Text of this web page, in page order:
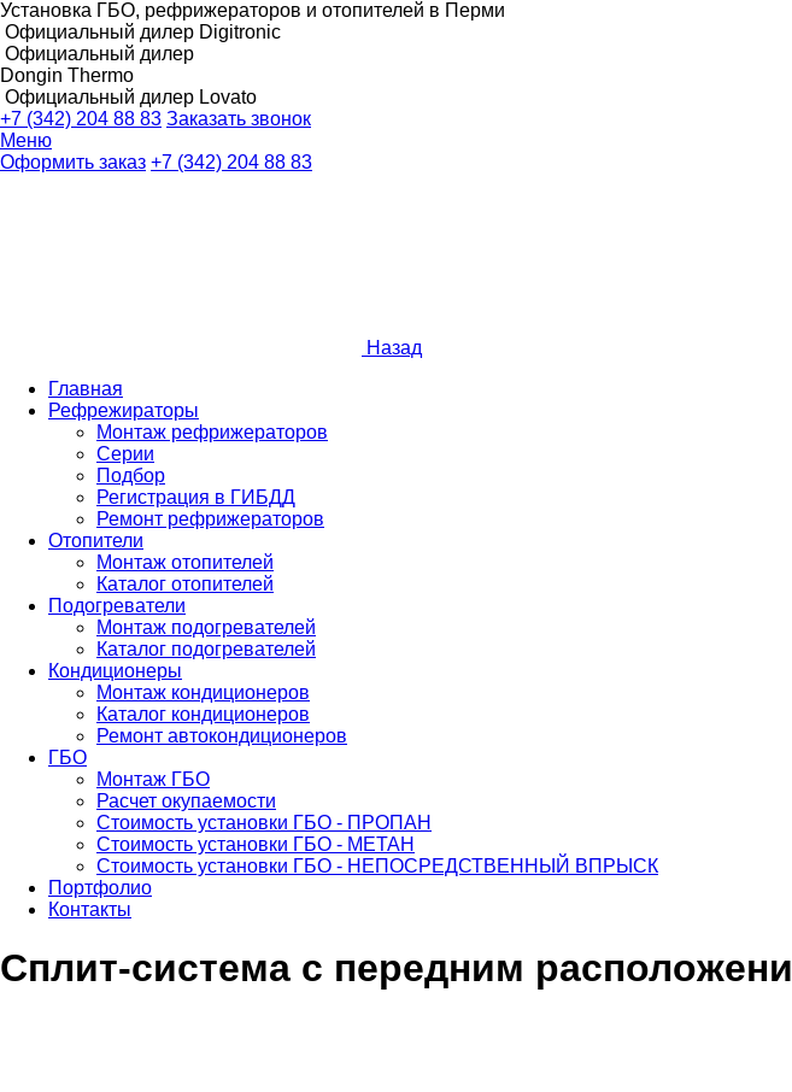
Установка ГБО, рефрижераторов и отопителей в Перми
Официальный дилер Digitronic
Официальный дилер
Dongin Thermo
Официальный дилер Lovato
+7 (342) 204 88 83 Заказать звонок
Меню
Оформить заказ +7 (342) 204 88 83
Назад
Главная
Рефрежираторы
Монтаж рефрижераторов
Серии
Подбор
Регистрация в ГИБДД
Ремонт рефрижераторов
Отопители
Монтаж отопителей
Каталог отопителей
Подогреватели
Монтаж подогревателей
Каталог подогревателей
Кондиционеры
Монтаж кондиционеров
Каталог кондиционеров
Ремонт автокондиционеров
ГБО
Монтаж ГБО
Расчет окупаемости
Стоимость установки ГБО - ПРОПАН
Стоимость установки ГБО - МЕТАН
Стоимость установки ГБО - НЕПОСРЕДСТВЕННЫЙ ВПРЫСК
Портфолио
Контакты
Сплит-система с передним